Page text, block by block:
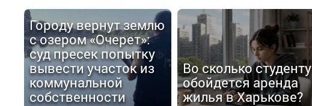
Городу вернут землю
с озером «Очерет»:
суд пресек попытку
вывести участок из
коммунальной
собственности
Во сколько студенту
обойдется аренда
жилья в Харькове?